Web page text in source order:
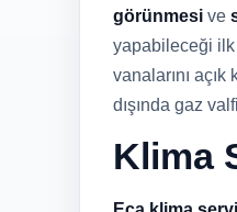
görünmesi ve
yapabileceği ilk
vanalarını
dışında gaz
Klima